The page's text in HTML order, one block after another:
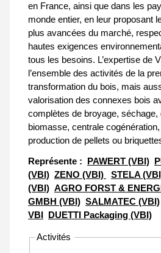
en France, ainsi que dans les
monde entier, en leur proposant
plus avancées du marché,
hautes exigences
tous les besoins. L’expertise de
l’ensemble des activités de la
transformation du bois, mais
valorisation des connexes bois
complètes de broyage, séchage,
biomasse, centrale
production de pellets ou
Représente : PAWERT (VBI)
(VBI) ZENO (VBI) STELA
(VBI) AGRO FORST &
GMBH (VBI) SALMATEC (VBI)
VBI DUETTI Packaging (VBI)
Activités